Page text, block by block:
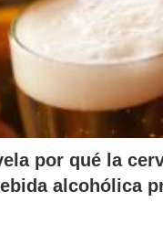
por qué la
alcohólica